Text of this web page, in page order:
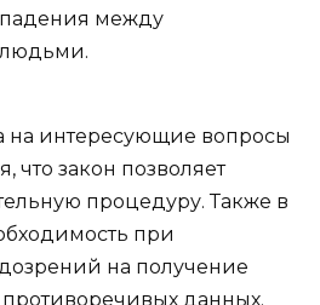
между
на интересующие вопросы
что закон позволяет
процедуру. Также в
при
на получение
данных.